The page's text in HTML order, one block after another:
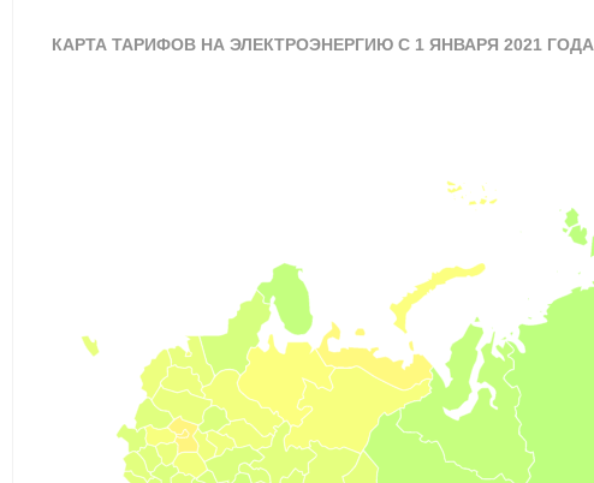
КАРТА ТАРИФОВ НА ЭЛЕКТРОЭНЕРГИЮ С 1 ЯНВАРЯ 2021 ГОДА